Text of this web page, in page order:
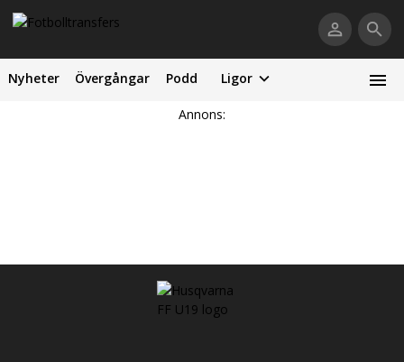
Nyheter Övergångar Podd Ligor
Annons: